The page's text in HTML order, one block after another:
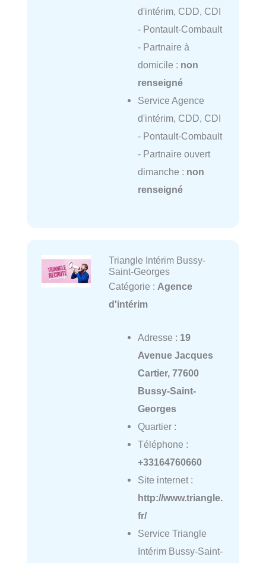
d'intérim, CDD, CDI
- Pontault-Combault
- Partnaire à
domicile : non
renseigné
Service Agence
d'intérim, CDD, CDI
- Pontault-Combault
- Partnaire ouvert
dimanche : non
renseigné
Triangle Intérim Bussy-
Saint-Georges
Catégorie : Agence
d'intérim
Adresse : 19
Avenue Jacques
Cartier, 77600
Bussy-Saint-
Georges
Quartier :
Téléphone :
+33164760660
Site internet :
http://www.triangle.
fr/
Service Triangle
Intérim Bussy-Saint-